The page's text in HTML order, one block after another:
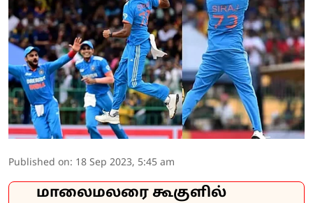
Published on: 18 Sep 2023, 5:45 am
மாலைமலரை கூகுளில்